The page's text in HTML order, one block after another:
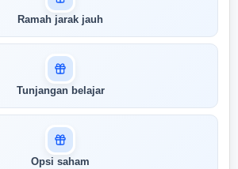
Ramah jarak jauh
Tunjangan belajar
Opsi saham